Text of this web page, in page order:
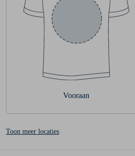
Vooraan
Toon meer locaties